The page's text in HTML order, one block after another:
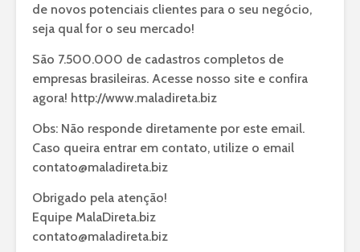
de novos potenciais clientes para o seu negócio,
seja qual for o seu mercado!
São 7.500.000 de cadastros completos de
empresas brasileiras. Acesse nosso site e confira
agora! http://www.maladireta.biz
Obs: Não responde diretamente por este email.
Caso queira entrar em contato, utilize o email
contato@maladireta.biz
Obrigado pela atenção!
Equipe MalaDireta.biz
contato@maladireta.biz